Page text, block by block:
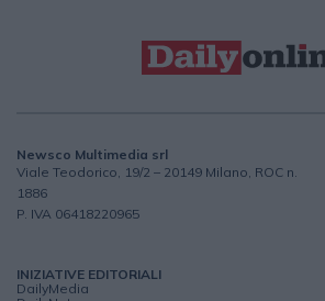
Newsco Multimedia srl
Viale Teodorico, 19/2 – 20149 Milano, ROC n.
1886
P. IVA 06418220965
INIZIATIVE EDITORIALI
DailyMedia